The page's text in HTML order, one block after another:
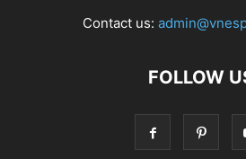
Contact us:
FOLLOW